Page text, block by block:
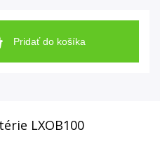
Pridať do košíka
LXOB100